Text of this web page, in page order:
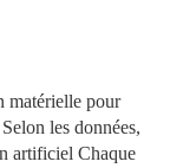
matérielle pour
les données,
artificiel Chaque